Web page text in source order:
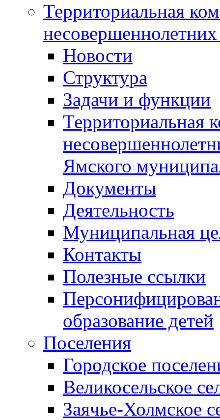
Территориальная
Новости
Структура
Задачи и функции
Территориальная
Ямского
Документы
Деятельность
Муниципальная
Контакты
Полезные ссылки
образование детей
Поселения
Городское
Великосельское
Заячье-Холмское